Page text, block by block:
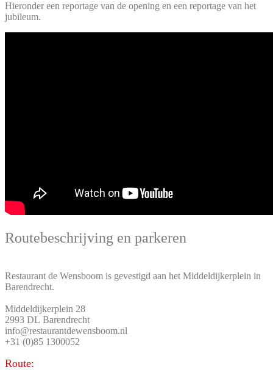
Hieronder een reportage van de opening en een reportage van het
jubileum.
Routebeschrijving en parkeren
Restaurant de Wensboom is gevestigd aan het Middeldijkerplein in
Barendrecht.
Middeldijkerplein 28
2993 DL Barendrecht
info@restaurantdewensboom.nl
+31 (0)85 1300052
Route: